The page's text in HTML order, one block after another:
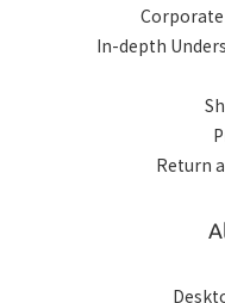
In-depth
Return